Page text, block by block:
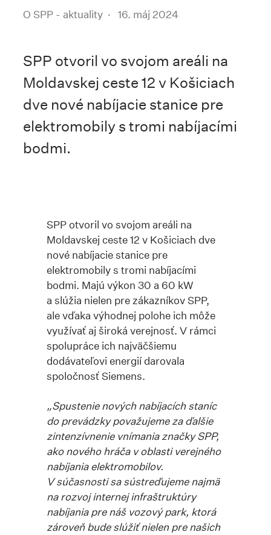
O SPP - aktuality 16. máj 2024
SPP otvoril vo svojom areáli na
Moldavskej ceste 12 v Košiciach
dve nové nabíjacie stanice pre
elektromobily s tromi nabíjacími
bodmi.
SPP otvoril vo svojom areáli na
Moldavskej ceste 12 v Košiciach dve
nové nabíjacie stanice pre
elektromobily s tromi nabíjacími
bodmi. Majú výkon 30 a 60 kW
a slúžia nielen pre zákazníkov SPP,
ale vďaka výhodnej polohe ich môže
využívať aj široká verejnosť. V rámci
spolupráce ich najväčšiemu
dodávateľovi energií darovala
spoločnosť Siemens.
„Spustenie nových nabíjacích staníc
do prevádzky považujeme za ďalšie
zintenzívnenie vnímania značky SPP,
ako nového hráča v oblasti verejného
nabíjania elektromobilov.
V súčasnosti sa sústreďujeme najmä
na rozvoj internej infraštruktúry
nabíjania pre náš vozový park, ktorá
zároveň bude slúžiť nielen pre našich